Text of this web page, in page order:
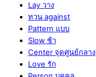
Lay วาง
ทวน against
Pattern แบบ
Slow ช้า
Center จุดศูนย์กลาง
Love รัก